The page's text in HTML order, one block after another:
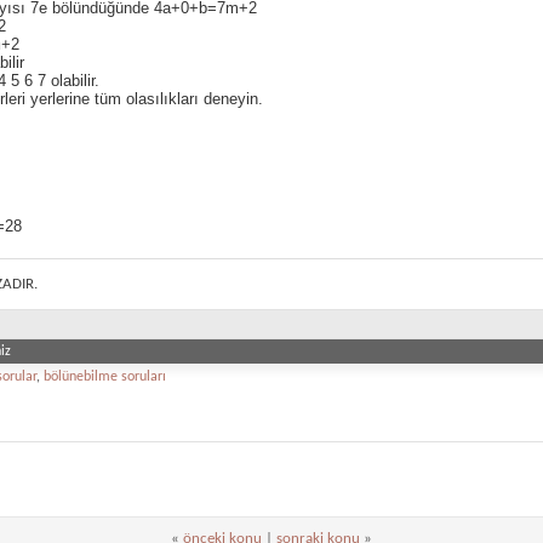
7e bölündüğünde 4a+0+b=7m+2
5 6 7 olabilir.
yerlerine tüm olasılıkları deneyin.
, bölünebilme soruları
« önceki konu sonraki konu »